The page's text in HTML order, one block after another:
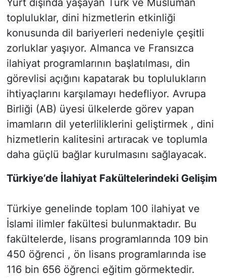
Yurt dışında yaşayan Türk ve Müslüman
topluluklar, dini hizmetlerin etkinliği
konusunda dil bariyerleri nedeniyle çeşitli
zorluklar yaşıyor. Almanca ve Fransızca
ilahiyat programlarının başlatılması, din
görevlisi açığını kapatarak bu toplulukların
ihtiyaçlarını karşılamayı hedefliyor. Avrupa
Birliği (AB) üyesi ülkelerde görev yapan
imamların dil yeterliliklerini geliştirmek , dini
hizmetlerin kalitesini artıracak ve toplumla
daha güçlü bağlar kurulmasını sağlayacak.
Türkiye’de İlahiyat Fakültelerindeki Gelişim
Türkiye genelinde toplam 100 ilahiyat ve
İslami ilimler fakültesi bulunmaktadır. Bu
fakültelerde, lisans programlarında 109 bin
450 öğrenci , ön lisans programlarında ise
116 bin 656 öğrenci eğitim görmektedir.